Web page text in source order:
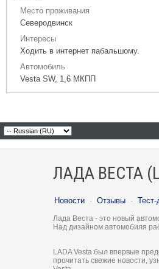
Место проживания
Северодвинск
Интересы
Ходить в интернет пабальшому.
Автомобиль
Vesta SW, 1,6 МКПП
ЛАДА ВЕСТА
Новости · Отзывы ·
Лада Веста - это новый
Над дизайном автомобиля
LADA Vesta был впервые
прочитать свежие новости,